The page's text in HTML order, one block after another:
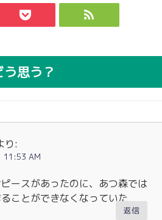
思う？
り:
11:53 AM
ースがあったのに、あつ森では
ことができなくなっていた
返信